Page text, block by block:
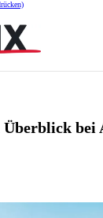
Überblick bei